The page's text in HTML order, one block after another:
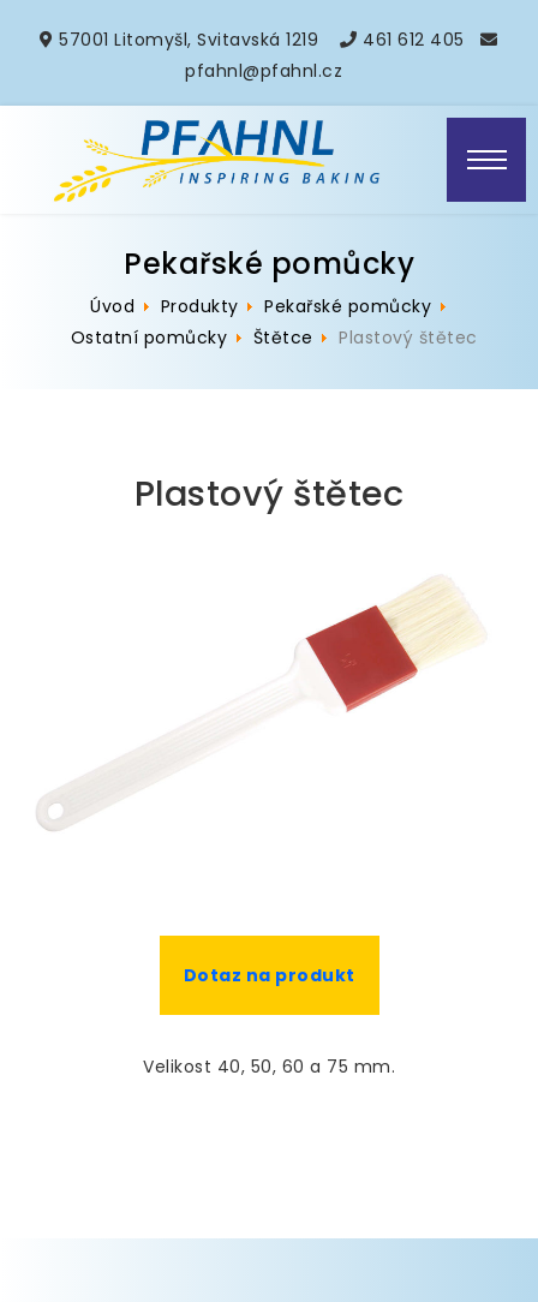
57001 Litomyšl, Svitavská 1219
461 612 405
pfahnl@pfahnl.cz
Pekařské pomůcky
Úvod Produkty
Pekařské pomůcky
Ostatní pomůcky
Štětce Plastový štětec
Plastový štětec
Dotaz na produkt
Velikost 40, 50, 60 a 75 mm.